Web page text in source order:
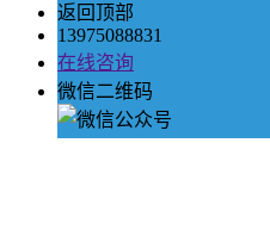
返回顶部
13975088831
在线咨询
微信二维码